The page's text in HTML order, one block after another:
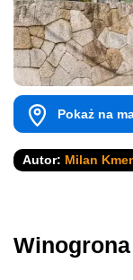
Pokaż na
Autor: Milan
Winogrona